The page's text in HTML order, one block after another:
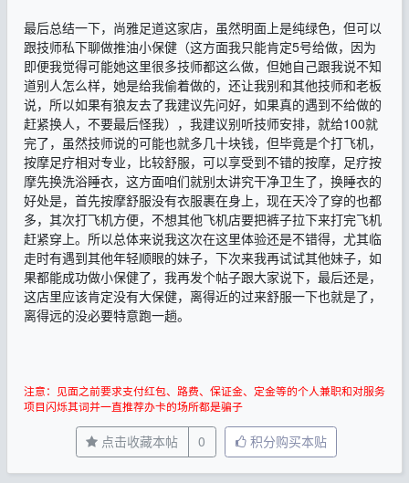
最后总结一下，尚雅足道这家店，虽然明面上是纯绿色，但可以
跟技师私下聊做推油小保健（这方面我只能肯定5号给做，因为
即便我觉得可能她这里很多技师都这么做，但她自己跟我说不知
道别人怎么样，她是给我偷着做的，还让我别和其他技师和老板
说，所以如果有狼友去了我建议先问好，如果真的遇到不给做的
赶紧换人，不要最后怪我），我建议别听技师安排，就给100就
完了，虽然技师说的可能也就多几十块钱，但毕竟是个打飞机，
按摩足疗相对专业，比较舒服，可以享受到不错的按摩，足疗按
摩先换洗浴睡衣，这方面咱们就别太讲究干净卫生了，换睡衣的
好处是，首先按摩舒服没有衣服裹在身上，现在天冷了穿的也都
多，其次打飞机方便，不想其他飞机店要把裤子拉下来打完飞机
赶紧穿上。所以总体来说我这次在这里体验还是不错得，尤其临
走时有遇到其他年轻顺眼的妹子，下次来我再试试其他妹子，如
果都能成功做小保健了，我再发个帖子跟大家说下，最后还是，
这店里应该肯定没有大保健，离得近的过来舒服一下也就是了，
离得远的没必要特意跑一趟。
注意：见面之前要求支付红包、路费、保证金、定金等的个人兼职和对服务
项目闪烁其词并一直推荐办卡的场所都是骗子
点击收藏本帖 0 积分购买本贴